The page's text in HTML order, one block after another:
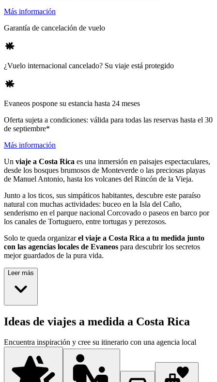
Más información
Garantía de cancelación de vuelo
¿Vuelo internacional cancelado? Su viaje está protegido
Evaneos pospone su estancia hasta 24 meses
Oferta sujeta a condiciones: válida para todas las reservas hasta el 30
de septiembre*
Más información
Un viaje a Costa Rica es una inmersión en paisajes espectaculares,
desde los bosques brumosos de Monteverde o las preciosas playas
de Manuel Antonio, hasta los volcanes del Rincón de la Vieja.
Junto a los ticos, sus simpáticos habitantes, descubre este paraíso
natural con muchas actividades: buceo en la Isla del Caño,
senderismo en el parque nacional Corcovado o paseos en barco por
los canales de Tortuguero, entre tortugas y perezosos.
Solo te queda organizarel viaje a Costa Rica a tu medida junto
con las agencias locales de Evaneos para descubrir los secretos
mejor guardados de la pura vida.
Leer más
Ideas de viajes a medida a Costa Rica
Encuentra inspiración y cree su itinerario con una agencia local